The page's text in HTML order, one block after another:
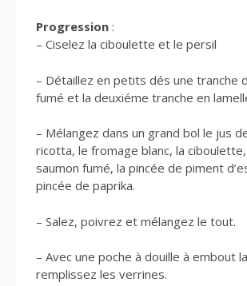
Progression :
– Ciselez la ciboulette et le persil
– Détaillez en petits dés une tranche
fumé et la deuxiéme tranche en
– Mélangez dans un grand bol le jus
ricotta, le fromage blanc, la
saumon fumé, la pincée de piment
pincée de paprika.
– Salez, poivrez et mélangez le tout.
– Avec une poche à douille à embout
remplissez les verrines.